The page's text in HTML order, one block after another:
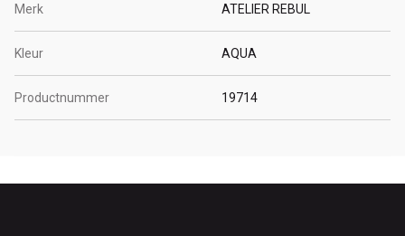
Merk ATELIER REBUL
Kleur AQUA
Productnummer 19714